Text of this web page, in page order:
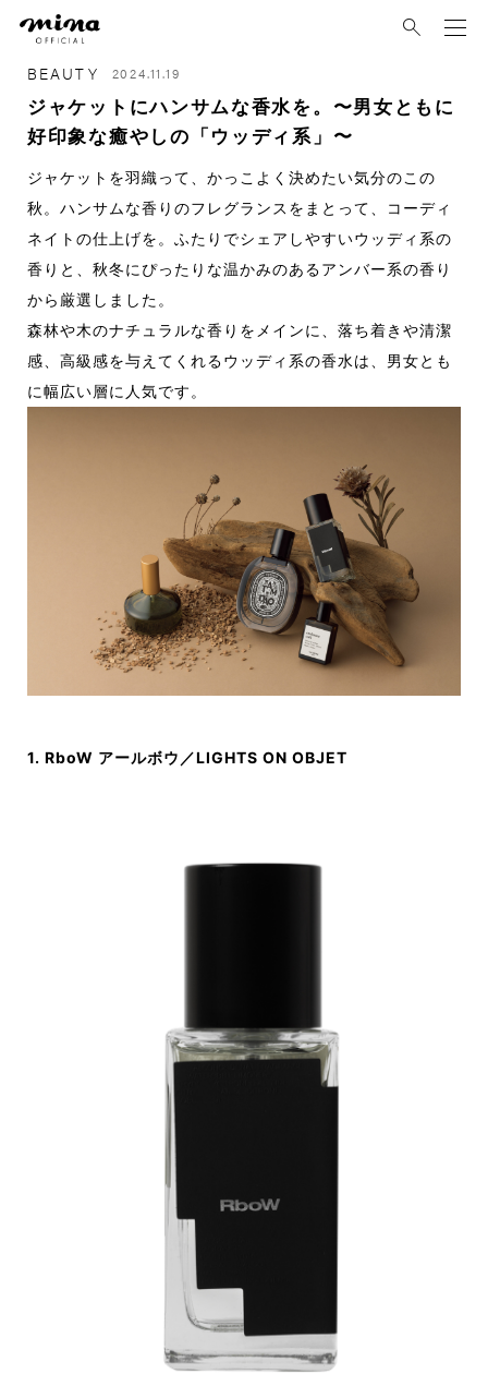
BEAUTY 2024.11.19
ジャケットにハンサムな香水を。〜男女ともに
好印象な癒やしの「ウッディ系」〜
ジャケットを羽織って、かっこよく決めたい気分のこの
秋。ハンサムな香りのフレグランスをまとって、コーディ
ネイトの仕上げを。ふたりでシェアしやすいウッディ系の
香りと、秋冬にぴったりな温かみのあるアンバー系の香り
から厳選しました。
森林や木のナチュラルな香りをメインに、落ち着きや清潔
感、高級感を与えてくれるウッディ系の香水は、男女とも
に幅広い層に人気です。
1. RboW アールボウ／LIGHTS ON OBJET